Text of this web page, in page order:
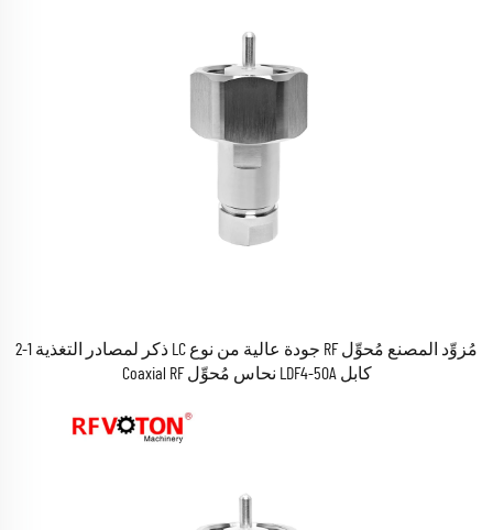
مُزوِّد المصنع مُحوِّل RF جودة عالية من نوع LC ذكر لمصادر التغذية 1-2
كابل LDF4-50A نحاس مُحوِّل Coaxial RF